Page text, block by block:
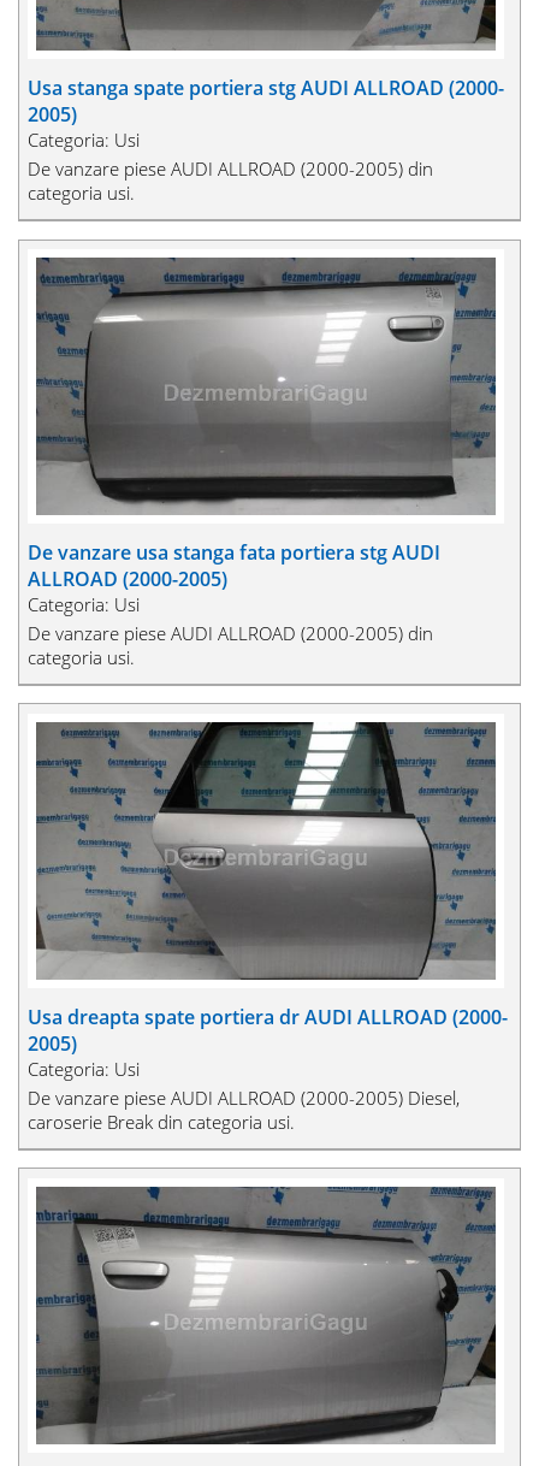
Usa stanga spate portiera stg AUDI ALLROAD (2000-
2005)
Categoria: Usi
De vanzare piese AUDI ALLROAD (2000-2005) din
categoria usi.
De vanzare usa stanga fata portiera stg AUDI
ALLROAD (2000-2005)
Categoria: Usi
De vanzare piese AUDI ALLROAD (2000-2005) din
categoria usi.
Usa dreapta spate portiera dr AUDI ALLROAD (2000-
2005)
Categoria: Usi
De vanzare piese AUDI ALLROAD (2000-2005) Diesel,
caroserie Break din categoria usi.